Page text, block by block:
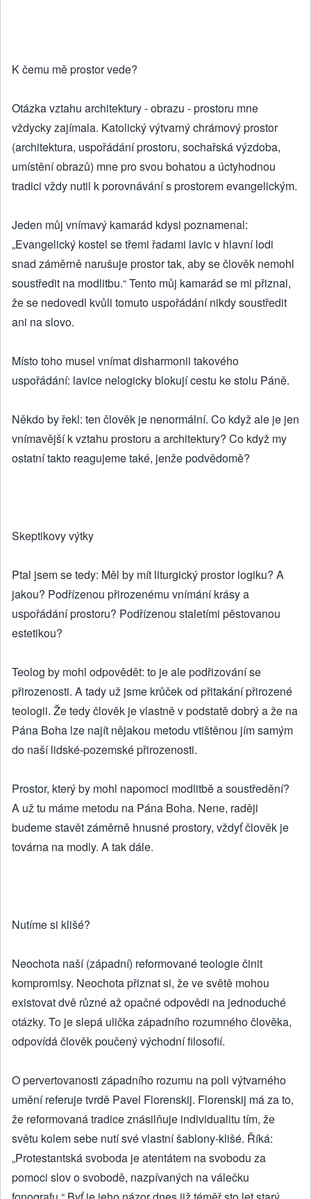
K čemu mě prostor vede?
Otázka vztahu architektury - obrazu - prostoru mne
vždycky zajímala. Katolický výtvarný chrámový prostor
(architektura, uspořádání prostoru, sochařská výzdoba,
umístění obrazů) mne pro svou bohatou a úctyhodnou
tradici vždy nutil k porovnávání s prostorem evangelickým.
Jeden můj vnímavý kamarád kdysi poznamenal:
„Evangelický kostel se třemi řadami lavic v hlavní lodi
snad záměrně narušuje prostor tak, aby se člověk nemohl
soustředit na modlitbu.“ Tento můj kamarád se mi přiznal,
že se nedovedl kvůli tomuto uspořádání nikdy soustředit
ani na slovo.
Místo toho musel vnímat disharmonii takového
uspořádání: lavice nelogicky blokují cestu ke stolu Páně.
Někdo by řekl: ten člověk je nenormální. Co když ale je jen
vnímavější k vztahu prostoru a architektury? Co když my
ostatní takto reagujeme také, jenže podvědomě?
Skeptikovy výtky
Ptal jsem se tedy: Měl by mít liturgický prostor logiku? A
jakou? Podřízenou přirozenému vnímání krásy a
uspořádání prostoru? Podřízenou staletími pěstovanou
estetikou?
Teolog by mohl odpovědět: to je ale podřizování se
přirozenosti. A tady už jsme krůček od přitakání přirozené
teologii. Že tedy člověk je vlastně v podstatě dobrý a že na
Pána Boha lze najít nějakou metodu vtištěnou jím samým
do naší lidské-pozemské přirozenosti.
Prostor, který by mohl napomoci modlitbě a soustředění?
A už tu máme metodu na Pána Boha. Nene, raději
budeme stavět záměrně hnusné prostory, vždyť člověk je
továrna na modly. A tak dále.
Nutíme si klišé?
Neochota naší (západní) reformované teologie činit
kompromisy. Neochota přiznat si, že ve světě mohou
existovat dvě různé až opačné odpovědi na jednoduché
otázky. To je slepá ulička západního rozumného člověka,
odpovídá člověk poučený východní filosofií.
O pervertovanosti západního rozumu na poli výtvarného
umění referuje tvrdě Pavel Florenskij. Florenskij má za to,
že reformovaná tradice znásilňuje individualitu tím, že
světu kolem sebe nutí své vlastní šablony-klišé. Říká:
„Protestantská svoboda je atentátem na svobodu za
pomoci slov o svobodě, nazpívaných na válečku